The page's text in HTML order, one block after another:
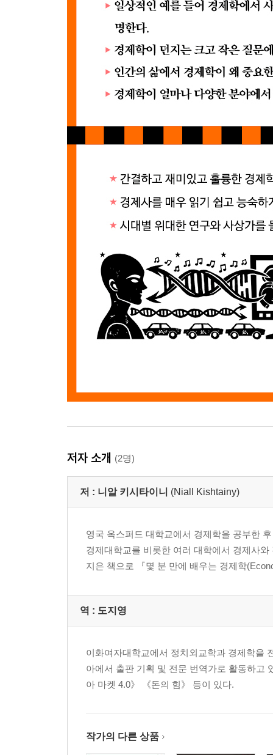
저자 소개 (2명)
저 : 니알 키시타이니 (Niall Kishtainy)
영국 옥스퍼드 대학교에서 경제학을 공부한
경제대학교를 비롯한 여러 대학에서 경제사
지은 책으로 『몇 분 만에 배우는 경제학
역 : 도지영
이화여자대학교에서 정치외교학과 경제학을
아에서 출판 기획 및 전문 번역가로 활동하고
아 마켓 4.0》 《돈의 힘》 등이 있다.
작가의 다른 상품